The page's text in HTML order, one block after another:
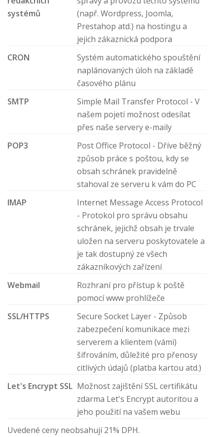
systémů
(např. Wordpress, Joomla,
Prestahop atd.) na hostingu a
jejich zákaznická podpora
CRON
Systém automatického spouštění
naplánovaných úloh na základě
časového plánu
SMTP
Simple Mail Transfer Protocol - V
našem pojetí možnost odesílat
přes naše servery e-maily
POP3
Post Office Protocol - Dříve běžný
způsob práce s poštou, kdy se
obsah schránek pravidelně
stahoval ze serveru k vám do PC
IMAP
Internet Message Access Protocol
- Protokol pro správu obsahu
schránek, jejichž obsah je trvale
uložen na serveru poskytovatele a
je tak dostupný ze všech
zákazníkových zařízení
Webmail
Rozhraní pro přístup k poště
pomocí www prohlížeče
SSL/HTTPS
Secure Socket Layer - Způsob
zabezpečení komunikace mezi
serverem a klientem (vámi)
šifrováním, důležité pro přenosy
citlivých údajů (platba kartou atd.)
Let's Encrypt SSL Možnost zajištění SSL certifikátu
zdarma Let's Encrypt autoritou a
jeho použití na vašem webu
Uvedené ceny neobsahují 21% DPH.